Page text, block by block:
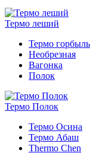
Термо леший
Термо горбыль
Необрезная
Вагонка
Полок
Термо Полок
Термо Осина
Термо Абаш
Thermo Chen